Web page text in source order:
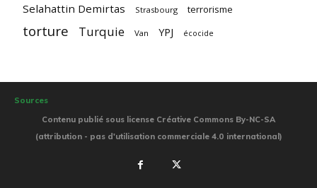
Selahattin Demirtas Strasbourg terrorisme
torture Turquie Van YPJ écocide
Sources
Contenu publié sous license Créative Commons By-NC-SA
(attribution - pas d'utilisation commerciale 4.0 international)